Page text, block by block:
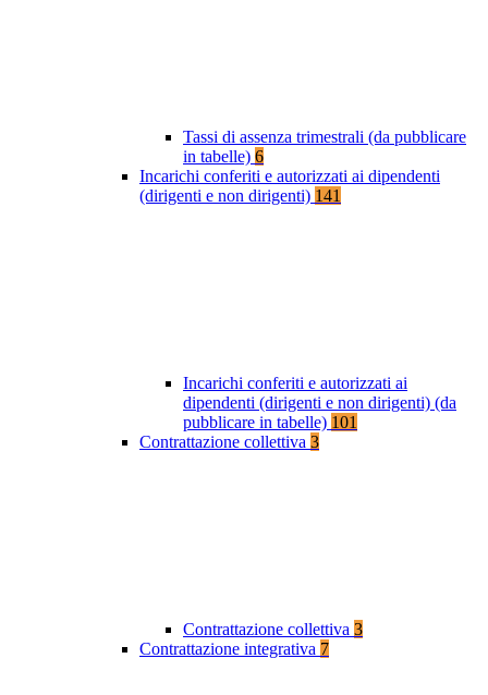
Tassi di assenza trimestrali (da pubblicare
in tabelle) 6
Incarichi conferiti e autorizzati ai dipendenti
(dirigenti e non dirigenti) 141
Incarichi conferiti e autorizzati ai
dipendenti (dirigenti e non dirigenti) (da
pubblicare in tabelle) 101
Contrattazione collettiva 3
Contrattazione collettiva 3
Contrattazione integrativa 7